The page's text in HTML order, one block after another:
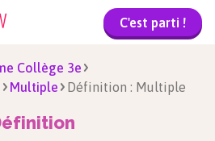
C'est parti !
Collège 3e
Multiple Définition : Multiple